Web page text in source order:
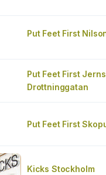
Put Feet First
Put Feet First Jerns
Drottninggatan
Put Feet First
Kicks Stockholm